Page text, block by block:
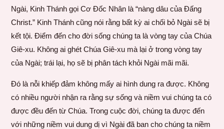
Ngài, Kinh Thánh gọi Cơ Đốc Nhân là “nàng dâu của Đấng
Christ.” Kinh Thánh cũng nói rằng bất kỳ ai chối bỏ Ngài sẽ bị
kết tội. Điểm đến cho đời sống chúng ta là vòng tay của Chúa
Giê-xu. Không ai ghét Chúa Giê-xu mà lại ở trong vòng tay
của Ngài; trái lại, họ sẽ bị phân tách khỏi Ngài mãi mãi.
Đó là nỗi khiếp đảm không mấy ai hình dung ra được. Không
có nhiều người nhận ra rằng sự sống và niềm vui chúng ta có
được đều đến từ Chúa. Trong cuộc đời, chúng ta được đến
với những niềm vui dung dị vì Ngài đã ban cho chúng ta niềm